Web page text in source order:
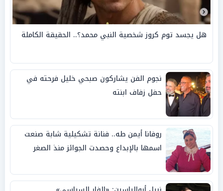
هل يجسد توم كروز شخصية النبي محمد؟.. الحقيقة الكاملة
نجوم الفن يشاركون صبحي خليل فرحته في
حفل زفاف ابنته
روفانا أيمن طه.. فنانة تشكيلية شابة صنعت
اسمها بالإبداع وحصدت الجوائز منذ الصغر